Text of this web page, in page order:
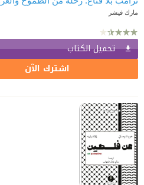
مارك فيشر
تحميل الكتاب
اشترك الآن